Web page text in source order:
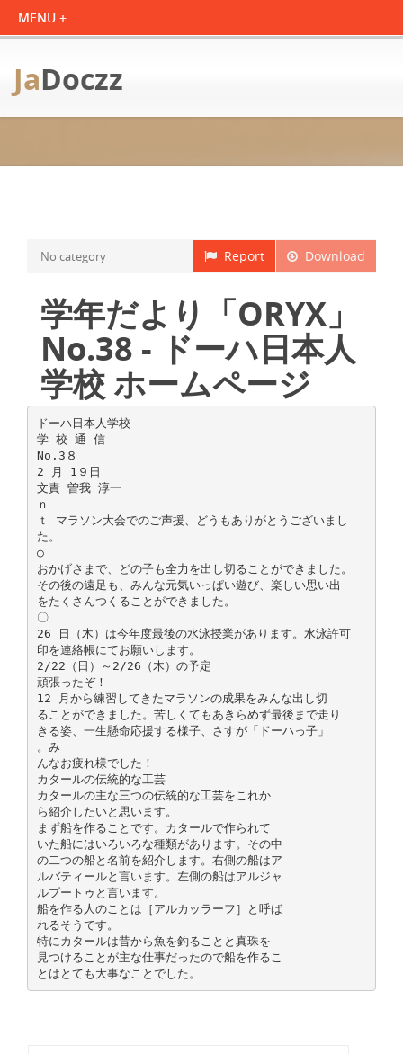
JaDoczz
Download
Report
No category
学年だより「ORYX」
No.38 - ドーハ日本人
学校 ホームページ
ドーハ日本人学校
学 校 通 信
No.3８
2 月 1９日
文責 曽我 淳一
ｎ
ｔ マラソン大会でのご声援、どうもありがとうございまし
た。
○
おかげさまで、どの子も全力を出し切ることができました。
その後の遠足も、みんな元気いっぱい遊び、楽しい思い出
をたくさんつくることができました。
〇
26 日（木）は今年度最後の水泳授業があります。水泳許可
印を連絡帳にてお願いします。
2/22（日）～2/26（木）の予定
頑張ったぞ！
12 月から練習してきたマラソンの成果をみんな出し切
ることができました。苦しくてもあきらめず最後まで走り
きる姿、一生懸命応援する様子、さすが「ドーハっ子」
。み
んなお疲れ様でした！
カタールの伝統的な工芸
カタールの主な三つの伝統的な工芸をこれか
ら紹介したいと思います。
まず船を作ることです。カタールで作られて
いた船にはいろいろな種類があります。その中
の二つの船と名前を紹介します。右側の船はア
ルバティールと言います。左側の船はアルジャ
ルブートゥと言います。
船を作る人のことは［アルカッラーフ］と呼ば
れるそうです。
特にカタールは昔から魚を釣ることと真珠を
見つけることが主な仕事だったので船を作るこ